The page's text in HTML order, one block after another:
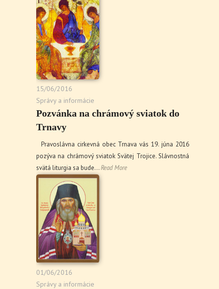
15/06/2016
Správy a informácie
Pozvánka na chrámový sviatok do
Trnavy
Pravoslávna cirkevná obec Trnava vás 19. júna 2016
pozýva na chrámový sviatok Svätej Trojice. Slávnostná
svätá liturgia sa bude…Read More
01/06/2016
Správy a informácie